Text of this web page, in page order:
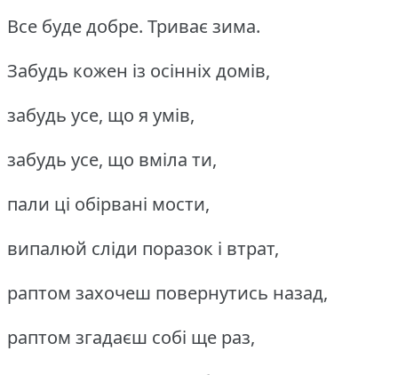
Все буде добре. Триває зима.
Забудь кожен із осінніх домів,
забудь усе, що я умів,
забудь усе, що вміла ти,
пали ці обірвані мости,
випалюй сліди поразок і втрат,
раптом захочеш повернутись назад,
раптом згадаєш собі ще раз,